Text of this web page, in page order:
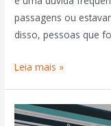
passagens ou
disso, pessoas que
Leia mais »